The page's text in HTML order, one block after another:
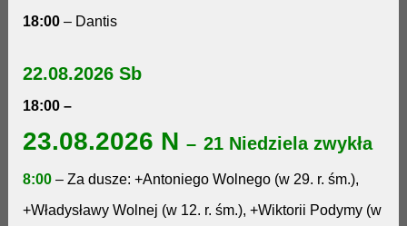
18:00 – Dantis
22.08.2026 Sb
18:00 –
23.08.2026 N – 21 Niedziela zwykła
8:00 – Za dusze: +Antoniego Wolnego (w 29. r. śm.),
+Władysławy Wolnej (w 12. r. śm.), +Wiktorii Podymy (w